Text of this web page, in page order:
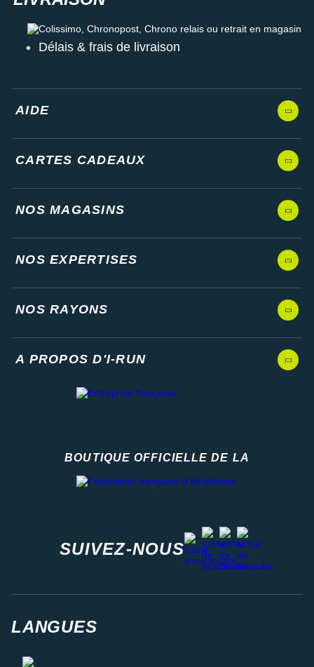
Colissimo, Chronopost, Chrono relais ou retrait en magasin
Délais & frais de livraison
AIDE
CARTES CADEAUX
NOS MAGASINS
NOS EXPERTISES
NOS RAYONS
A PROPOS D'I-RUN
BOUTIQUE OFFICIELLE DE LA
SUIVEZ-NOUS
instagram
facebook
stravayoutube
LANGUES